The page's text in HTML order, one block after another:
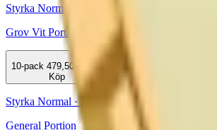
Styrka Normal · Large
Grov Vit Portion
10-pack 479,50 kr
Köp
Styrka Normal · Large
General Portion